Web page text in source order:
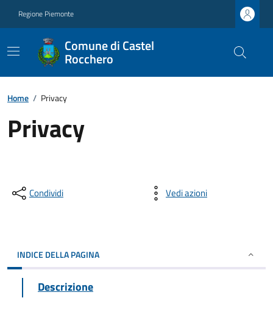
Regione Piemonte
Comune di Castel
Rocchero
Home / Privacy
Privacy
Condividi Vedi azioni
INDICE DELLA PAGINA
Descrizione